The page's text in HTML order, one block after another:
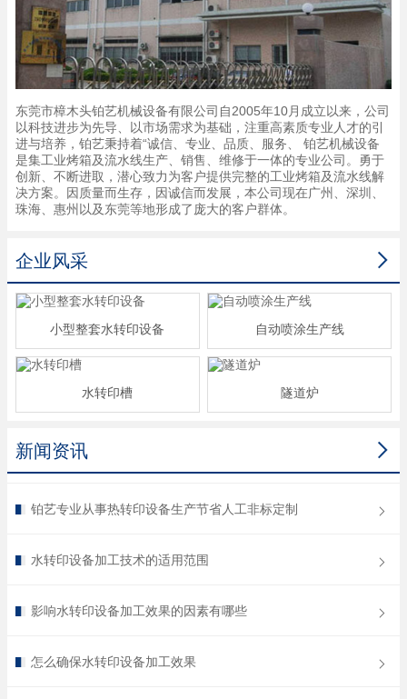
东莞市樟木头铂艺机械设备有限公司自2005年10月成立以来，公司
以科技进步为先导、以市场需求为基础，注重高素质专业人才的引
进与培养，铂艺秉持着“诚信、专业、品质、服务、 铂艺机械设备
是集工业烤箱及流水线生产、销售、维修于一体的专业公司。勇于
创新、不断进取，潜心致力为客户提供完整的工业烤箱及流水线解
决方案。因质量而生存，因诚信而发展，本公司现在广州、深圳、
珠海、惠州以及东莞等地形成了庞大的客户群体。

企业风采
小型整套水转印设备 自动喷涂生产线
水转印槽 隧道炉

新闻资讯
铂艺专业从事热转印设备生产节省人工非标定制
水转印设备加工技术的适用范围
影响水转印设备加工效果的因素有哪些
怎么确保水转印设备加工效果